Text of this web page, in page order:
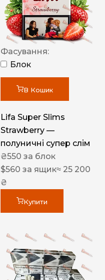
Фасування:
Блок
В Кошик
Lifa Super Slims
Strawberry —
полуничні супер слім
₴550 за блок
$560 за ящик≈ 25 200
₴
Купити